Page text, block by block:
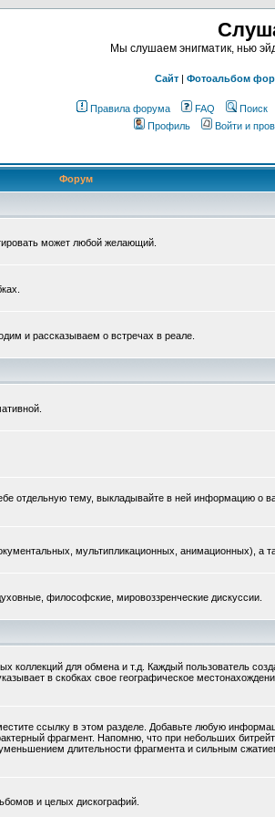
Мы слушаем энигматик, нью
Сайт | Фотоальбом
Правила форума FAQ Поиск
Профиль
Войти и
Форум
может любой желающий.
и рассказываем о встречах в реале.
отдельную тему, выкладывайте в ней информацию о
мультипликационных, анимационных), а
философские, мировоззренческие дискуссии.
для обмена и т.д. Каждый пользователь
в скобках свое географическое
ссылку в этом разделе. Добавьте любую
фрагмент. Напомню, что при небольших
длительности фрагмента и сильным
и целых дискографий.